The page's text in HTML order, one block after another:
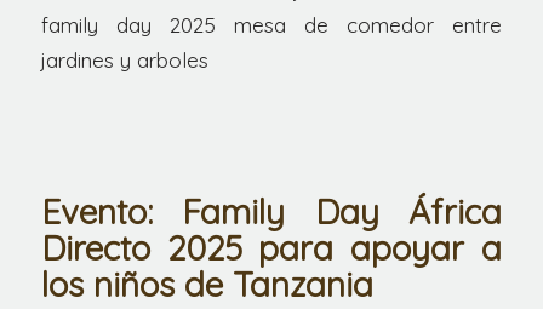
Evento: Family Day África
Directo 2025 para apoyar a
los niños de Tanzania